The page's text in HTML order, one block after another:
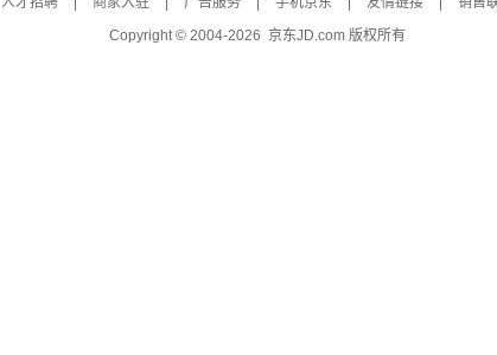
Copyright © 2004-2026 京东JD.com 版权所有